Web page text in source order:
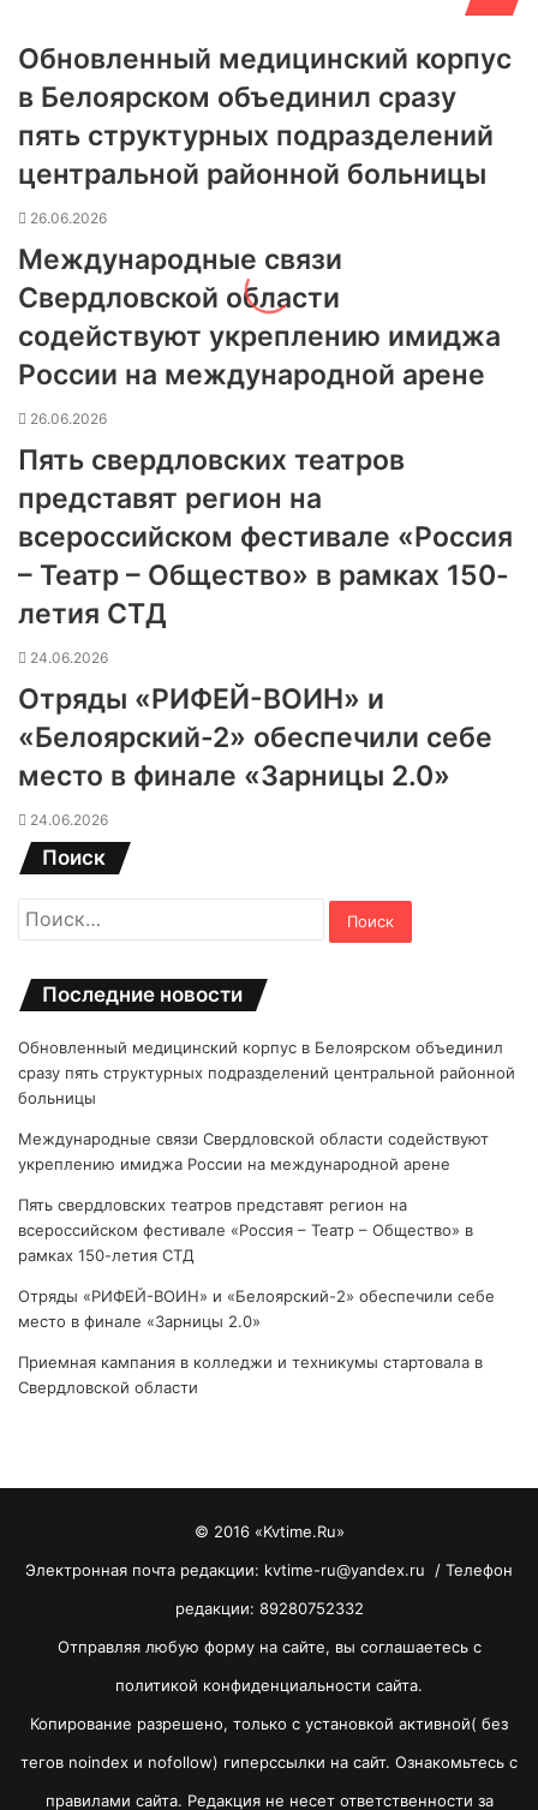
Обновленный медицинский корпус
в Белоярском объединил сразу
пять структурных подразделений
центральной районной больницы
26.06.2026
Международные связи
Свердловской области
содействуют укреплению имиджа
России на международной арене
26.06.2026
Пять свердловских театров
представят регион на
всероссийском фестивале «Россия
– Театр – Общество» в рамках 150-
летия СТД
24.06.2026
Отряды «РИФЕЙ-ВОИН» и
«Белоярский-2» обеспечили себе
место в финале «Зарницы 2.0»
24.06.2026
Поиск
Найти:
Последние новости
Обновленный медицинский корпус в Белоярском объединил
сразу пять структурных подразделений центральной районной
больницы
Международные связи Свердловской области содействуют
укреплению имиджа России на международной арене
Пять свердловских театров представят регион на
всероссийском фестивале «Россия – Театр – Общество» в
рамках 150-летия СТД
Отряды «РИФЕЙ-ВОИН» и «Белоярский-2» обеспечили себе
место в финале «Зарницы 2.0»
Приемная кампания в колледжи и техникумы стартовала в
Свердловской области
© 2016 «Kvtime.Ru»
Электронная почта редакции: kvtime-ru@yandex.ru / Телефон
редакции: 89280752332
Отправляя любую форму на сайте, вы соглашаетесь с
политикой конфиденциальности сайта.
Копирование разрешено, только с установкой активной( без
тегов noindex и nofollow) гиперссылки на сайт. Ознакомьтесь с
правилами сайта. Редакция не несет ответственности за